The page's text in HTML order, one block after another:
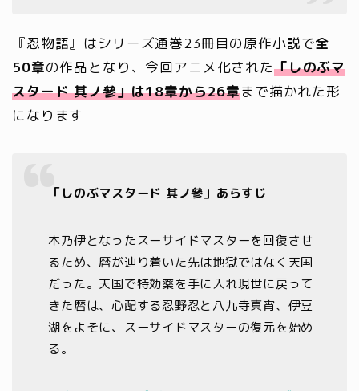
『忍物語』はシリーズ通巻23冊目の原作小説で全
50章の作品となり、今回アニメ化された「しのぶマ
スタード 其ノ參」は18章から26章まで描かれた形
になります
「しのぶマスタード 其ノ參」あらすじ
木乃伊となったスーサイドマスターを回復させ
るため、暦が辿り着いた先は地獄ではなく天国
だった。天国で特効薬を手に入れ現世に戻って
きた暦は、心配する忍野忍と八九寺真宵、伊豆
湖をよそに、スーサイドマスターの復元を始め
る。